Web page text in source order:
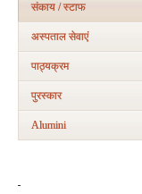
संकाय / स्टाफ
अस्‍पताल सेवाएं
पाठ्यक्रम
पुरस्‍कार
Alumini